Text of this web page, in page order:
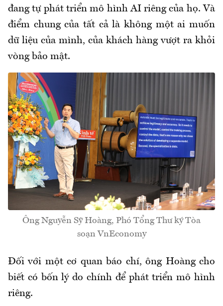
đang tự phát triển mô hình AI riêng của họ. Và
điểm chung của tất cả là không một ai muốn
dữ liệu của mình, của khách hàng vượt ra khỏi
vòng bảo mật.
Ông Nguyễn Sỹ Hoàng, Phó Tổng Thư ký Tòa
soạn VnEconomy
Đối với một cơ quan báo chí, ông Hoàng cho
biết có bốn lý do chính để phát triển mô hình
riêng.